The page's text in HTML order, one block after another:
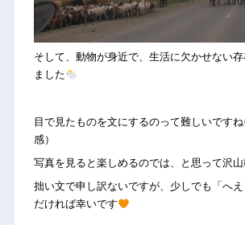
そして、動物が身近で、生活に欠かせない
ました
目で見たものを文にするのって難しいですね
感）
写真を見ると楽しめるのでは、と思って沢
拙い文で申し訳ないですが、少しでも「へ
だければ幸いです